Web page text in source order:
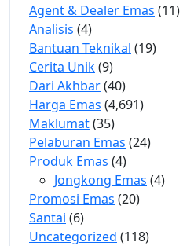
Agent & Dealer Emas (11)
Analisis (4)
Bantuan Teknikal (19)
Cerita Unik(9)
Dari Akhbar(40)
Harga Emas (4,691)
Maklumat(35)
Pelaburan Emas (24)
Produk Emas (4)
Jongkong Emas (4)
Promosi Emas (20)
Santai (6)
Uncategorized (118)